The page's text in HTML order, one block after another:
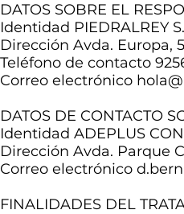
DATOS SOBRE EL
Identidad PIEDRALREY
Dirección Avda. Europa,
Teléfono de contacto
Correo electrónico
DATOS DE CONTACTO
Identidad ADEPLUS
Dirección Avda. Parque
Correo electrónico
FINALIDADES DEL